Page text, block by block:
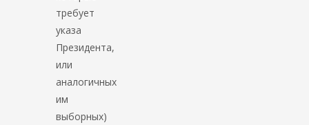
требует
указа
Президента,
или
аналогичных
им
выборных)